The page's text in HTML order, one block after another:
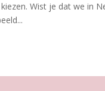
Wist je dat we in